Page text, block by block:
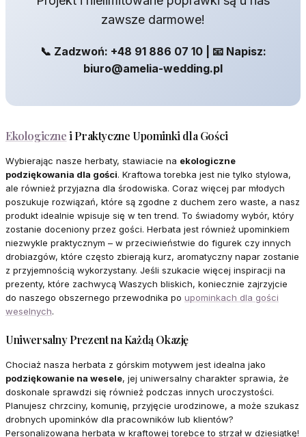
zawsze darmowe!
📞 Zadzwoń: +48 91 886 07 10 | 📧 Napisz:
biuro@amelia-wedding.pl
Ekologicznei Praktyczne Upominki dla Gości
Wybierając nasze herbaty, stawiacie na ekologiczne
podziękowania dla gości. Kraftowa torebka jest nie tylko stylowa,
ale również przyjazna dla środowiska. Coraz więcej par młodych
poszukuje rozwiązań, które są zgodne z duchem zero waste, a nasz
produkt idealnie wpisuje się w ten trend. To świadomy wybór, który
zostanie doceniony przez gości. Herbata jest również upominkiem
niezwykle praktycznym – w przeciwieństwie do figurek czy innych
drobiazgów, które często zbierają kurz, aromatyczny napar zostanie
z przyjemnością wykorzystany. Jeśli szukacie więcej inspiracji na
prezenty, które zachwycą Waszych bliskich, koniecznie zajrzyjcie
do naszego obszernego przewodnika po upominkach dla gości
weselnych.
Uniwersalny Prezent na Każdą Okazję
Chociaż nasza herbata z górskim motywem jest idealna jako
podziękowanie na wesele, jej uniwersalny charakter sprawia, że
doskonale sprawdzi się również podczas innych uroczystości.
Planujesz chrzciny, komunię, przyjęcie urodzinowe, a może szukasz
drobnych upominków dla pracowników lub klientów?
Personalizowana herbata w kraftowej torebce to strzał w dziesiątkę!